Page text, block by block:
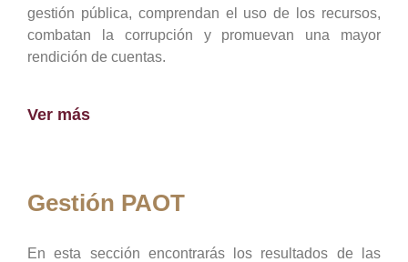
gestión pública, comprendan el uso de los recursos,
combatan la corrupción y promuevan una mayor
rendición de cuentas.
Ver más
Gestión PAOT
En esta sección encontrarás los resultados de las